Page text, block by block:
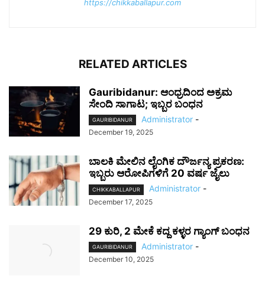
https://chikkaballapur.com
RELATED ARTICLES
Gauribidanur: ಆಂಧ್ರದಿಂದ ಅಕ್ರಮ
ಸೇಂದಿ ಸಾಗಾಟ; ಇಬ್ಬರ ಬಂಧನ
GAURIBIDANUR Administrator -
December 19, 2025
ಬಾಲಕಿ ಮೇಲಿನ ಲೈಂಗಿಕ ದೌರ್ಜನ್ಯ ಪ್ರಕರಣ:
ಇಬ್ಬರು ಆರೋಪಿಗಳಿಗೆ 20 ವರ್ಷ ಜೈಲು
CHIKKABALLAPUR Administrator -
December 17, 2025
29 ಕುರಿ, 2 ಮೇಕೆ ಕದ್ದ ಕಳ್ಳರ ಗ್ಯಾಂಗ್ ಬಂಧನ
GAURIBIDANUR Administrator -
December 10, 2025